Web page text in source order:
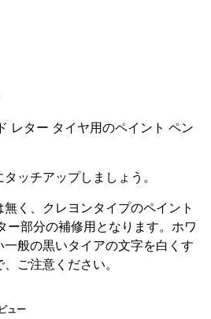
レター タイヤ用のペイント ペン
ッチアップしましょう。
無く、クレヨンタイプのペイント
ー部分の補修用となります。ホワ
般の黒いタイアの文字を白くす
ご注意ください。
ュー